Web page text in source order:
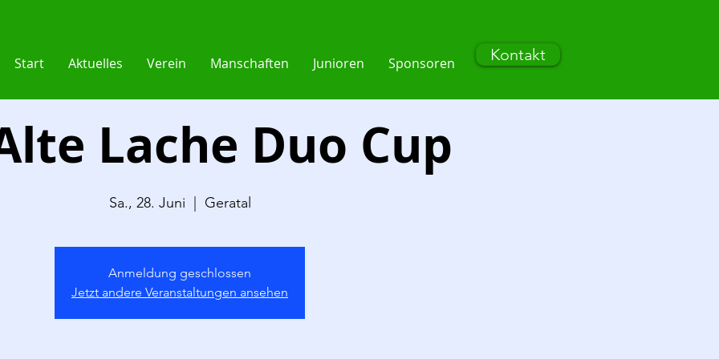
Start Aktuelles Verein Manschaften Junioren Sponsoren Kontakt
Lache Duo Cup
Sa., 28. Juni Geratal
Anmeldung geschlossen
Jetzt andere Veranstaltungen ansehen